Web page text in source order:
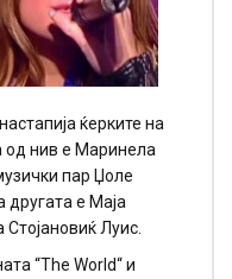
настапија ќерките на
од нив е Маринела
пар Џоле
е Маја
Луис.
“The World“и